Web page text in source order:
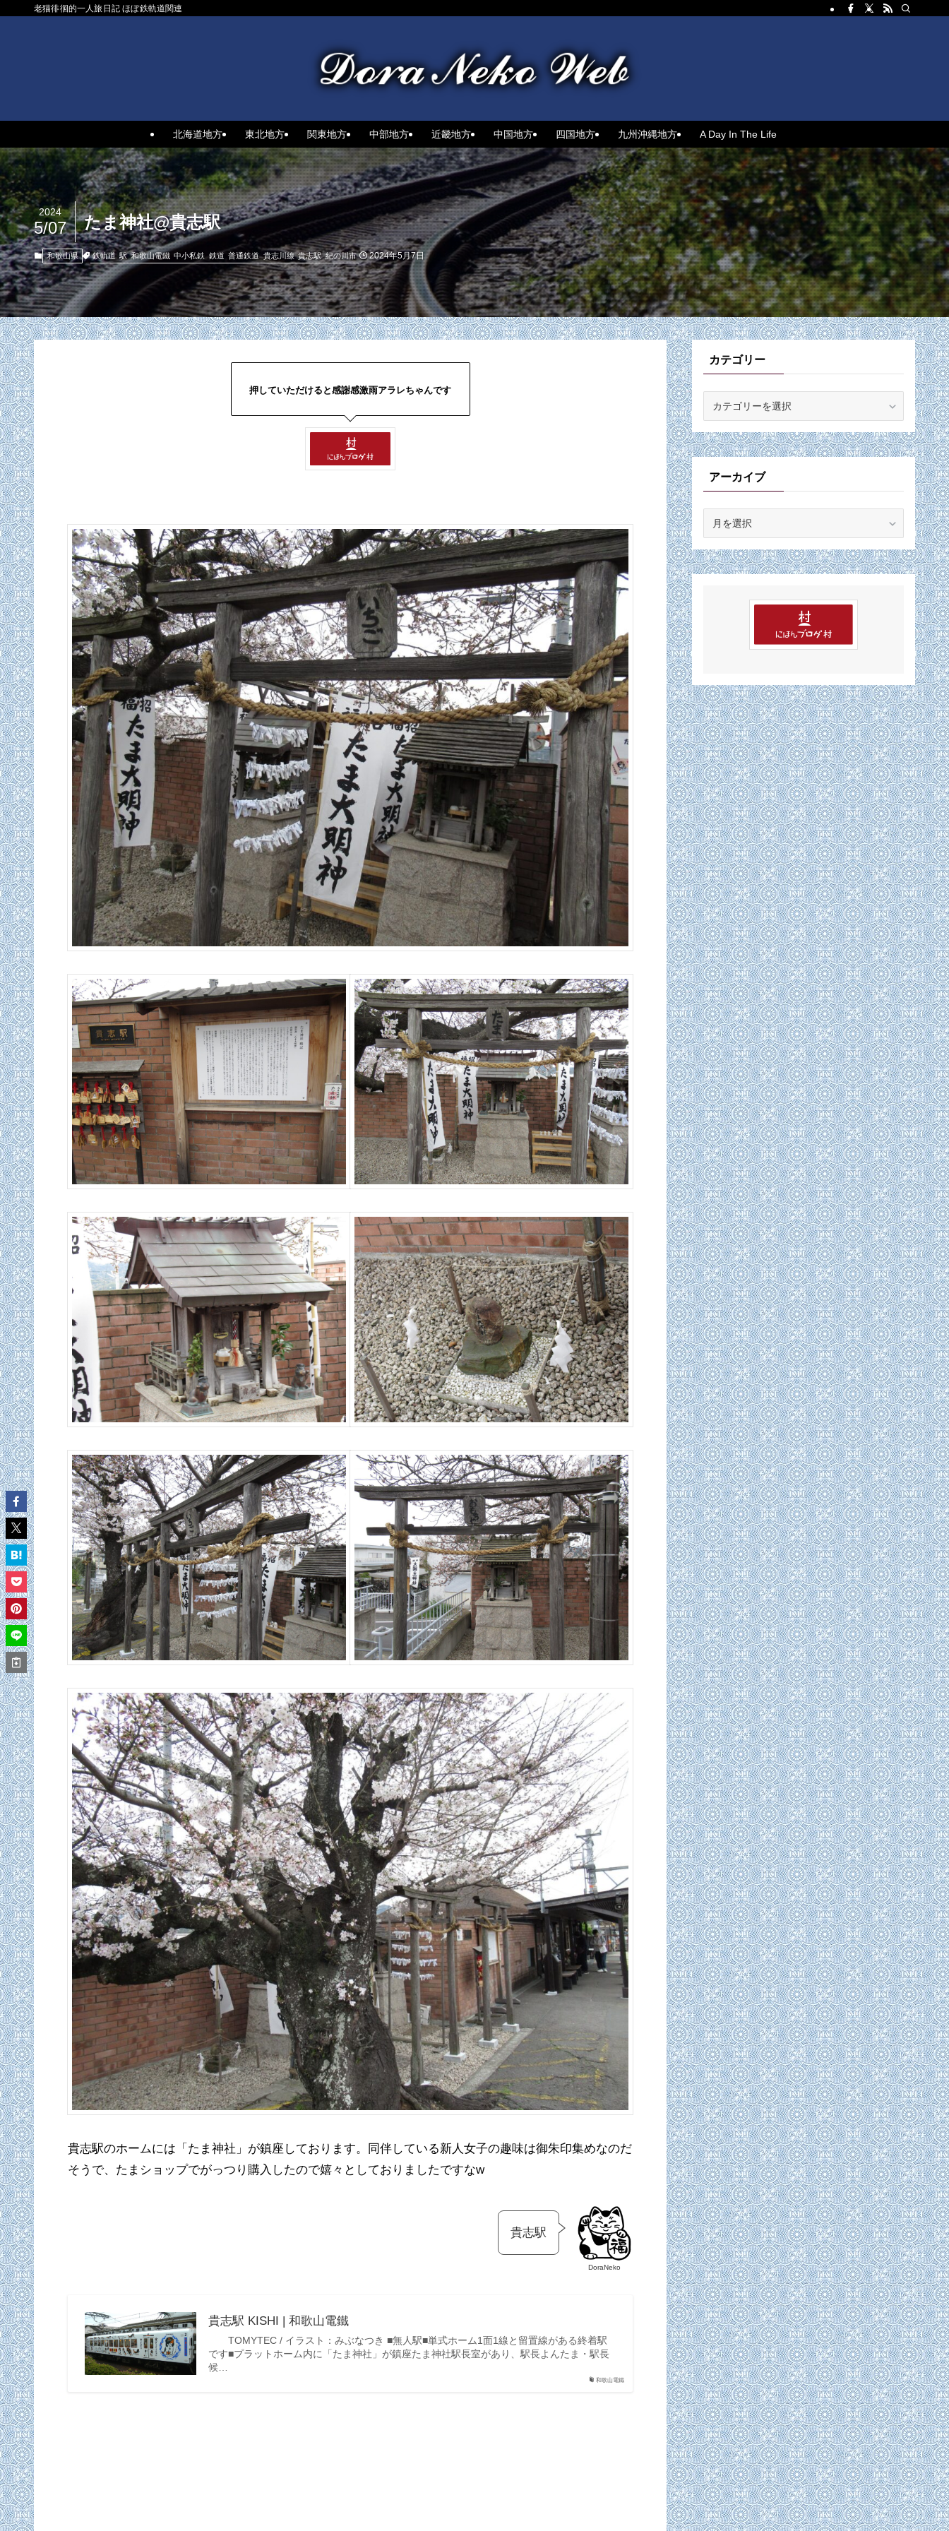
老猫徘徊的一人旅日記 ほぼ鉄軌道関連
北海道地方 東北地方 関東地方 中部地方 近畿地方 中国地方 四国地方 九州沖縄地方 A Day In The Life
たま神社@貴志駅
2024
5/07
和歌山県 鉄軌道 駅 和歌山電鐵 中小私鉄 鉄道 普通鉄道 貴志川線 貴志駅 紀の川市 2024年5月7日
押していただけると感謝感激雨アラレちゃんです
貴志駅のホームには「たま神社」が鎮座しております。同伴している新人女子の趣味は御朱印集めなのだ
そうで、たまショップでがっつり購入したので嬉々としておりましたですなw
DoraNeko
貴志駅
和歌山電鐵
貴志駅 KISHI | 和歌山電鐵
TOMYTEC / イラスト：みぶなつき ■無人駅■単式ホーム1面1線と留置線がある終着駅
です■プラットホーム内に「たま神社」が鎮座たま神社駅長室があり、駅長よんたま・駅長
候…
カテゴリー
リ
ー
アーカイブ
イ
ブ